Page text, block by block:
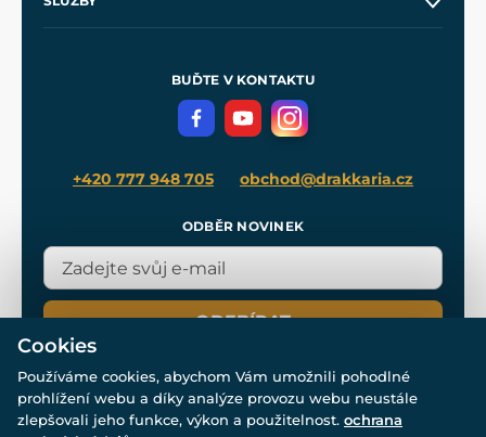
Meče pro Kingdom Come
BUĎTE V KONTAKTU
+420 777 948 705 obchod@drakkaria.cz
ODBĚR NOVINEK
ODEBÍRAT
Cookies
Používáme cookies, abychom Vám umožnili pohodlné
prohlížení webu a díky analýze provozu webu neustále
zlepšovali jeho funkce, výkon a použitelnost. ochrana